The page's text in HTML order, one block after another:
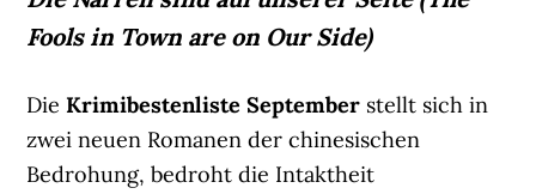
Fools in Town are on Our Side)
DieKrimibestenliste September stellt sich in
zwei neuen Romanen der chinesischen
Bedrohung, bedroht die Intaktheit